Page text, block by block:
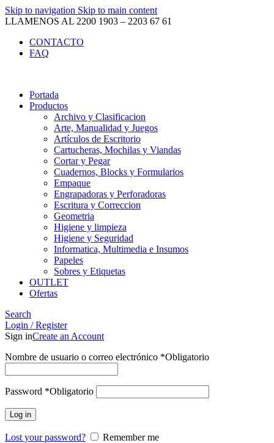
Skip to navigation Skip to main content
LLAMENOS AL 2200 1903 – 2203 67 61
CONTACTO
FAQ
Portada
Productos
Archivo y Clasificacion
Arte, Manualidad y Juegos
Artículos de Escritorio
Cartucheras, Mochilas y Viandas
Cortar y Pegar
Cuadernos, Blocks y Formularios
Empaque
Engrapadoras y Perforadoras
Escritura y Correccion
Geometria
Higiene y limpieza
Higiene y Seguridad
Informatica, Multimedia e Insumos
Papeles
Sobres y Etiquetas
OUTLET
Ofertas
Search
Login / Register
Sign inCreate an Account
Nombre de usuario o correo electrónico *Obligatorio
Password *Obligatorio
Log in
Lost your password?
Remember me